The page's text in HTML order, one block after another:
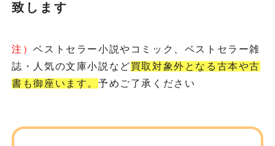
致します
注）ベストセラー小説やコミック、ベストセラー雑
誌・人気の文庫小説など買取対象外となる古本や古
書も御座います。 予めご了承ください